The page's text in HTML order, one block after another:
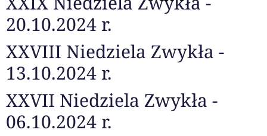
20.10.2024 r.
XXVIII Niedziela Zwykła -
13.10.2024 r.
XXVII Niedziela Zwykła -
06.10.2024 r.